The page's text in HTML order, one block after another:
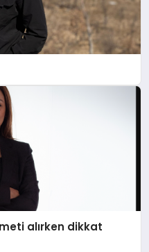
alırken dikkat